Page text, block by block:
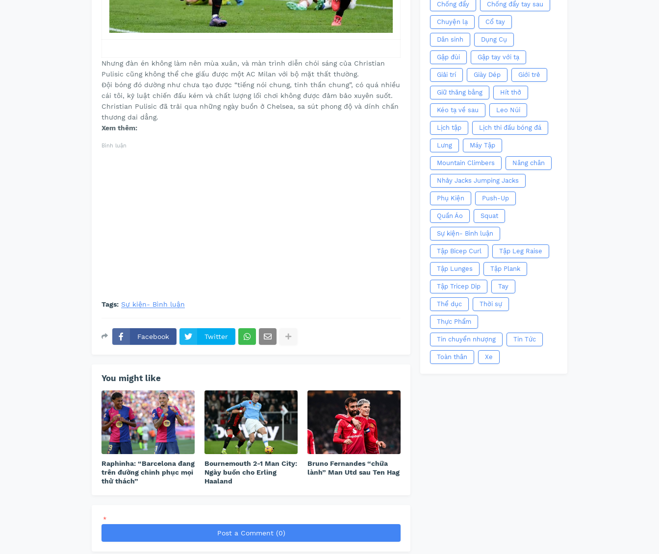
Nhưng đàn én không làm nên mùa xuân, và màn trình diễn chói sáng của Christian
Pulisic cũng không thể che giấu được một AC Milan với bộ mặt thất thường.
Đội bóng đó dường như chưa tạo được “tiếng nói chung, tinh thần chung”, có quá nhiều
cái tôi, kỷ luật chiến đấu kém và chất lượng lối chơi không được đảm bảo xuyên suốt.
Christian Pulisic đã trải qua những ngày buồn ở Chelsea, sa sút phong độ và dính chấn
thương dai dẳng.
Xem thêm:
Bình luận
Tags: Sự kiện- Bình luận
Facebook Twitter
You might like
Raphinha: “Barcelona đang
trên đường chinh phục mọi
thử thách”
Bournemouth 2-1 Man City:
Ngày buồn cho Erling
Haaland
Bruno Fernandes “chữa
lành” Man Utd sau Ten Hag
*
Post a Comment (0)
Chống đẩy Chống đẩy tay sau
Chuyện lạ Cổ tay
Dân sinh Dụng Cụ
Gập đùi Gập tay với tạ
Giải trí Giày Dép Giới trẻ
Giữ thăng bằng Hít thở
Kéo tạ về sau Leo Núi
Lịch tập Lịch thi đấu bóng đá
Lưng Máy Tập
Mountain Climbers Nâng chân
Nhảy Jacks Jumping Jacks
Phụ Kiện Push-Up
Quần Áo Squat
Sự kiện- Bình luận
Tập Bicep Curl Tập Leg Raise
Tập Lunges Tập Plank
Tập Tricep Dip Tay
Thể dục Thời sự
Thực Phẩm
Tin chuyển nhượng Tin Tức
Toàn thân Xe